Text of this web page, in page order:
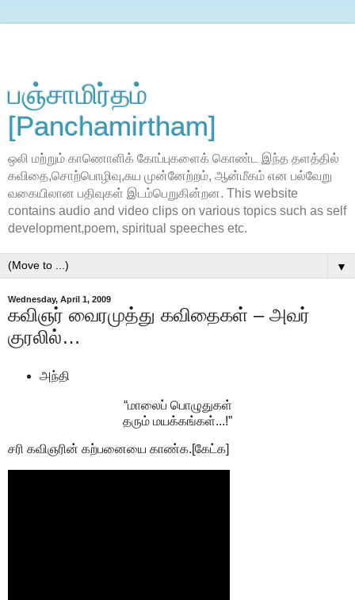
பஞ்சாமிர்தம்
[Panchamirtham]
ஒலி மற்றும் காணொளிக் கோப்புகளைக் கொண்ட இந்த தளத்தில்
கவிதை,சொற்பொழிவு,சுய முன்னேற்றம், ஆன்மீகம் என பல்வேறு
வகையிலான பதிவுகள் இடம்பெறுகின்றன. This website
contains audio and video clips on various topics such as self
development,poem, spiritual speeches etc.
▼
Wednesday, April 1, 2009
கவிஞர் வைரமுத்து கவிதைகள் – அவர்
குரலில்…
அந்தி
“மாலைப் பொழுதுகள்
தரும் மயக்கங்கள்...!”
சரி கவிஞரின் கற்பனையை காண்க.[கேட்க]